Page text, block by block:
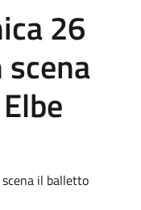
26
il balletto